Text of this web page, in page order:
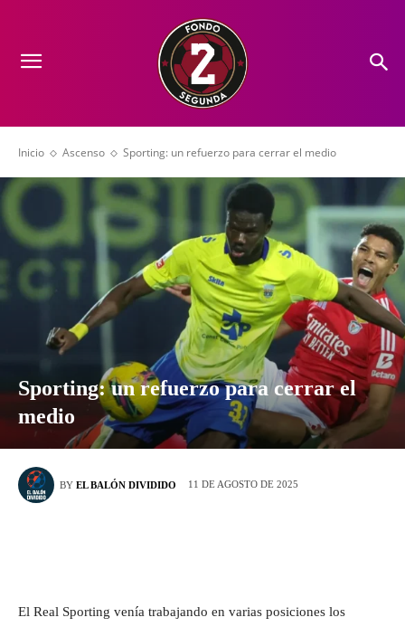
Inicio Ascenso Sporting: un refuerzo para cerrar el medio
Sporting: un refuerzo para cerrar el
medio
BY EL BALÓN DIVIDIDO 11 DE AGOSTO DE 2025
El Real Sporting venía trabajando en varias posiciones los